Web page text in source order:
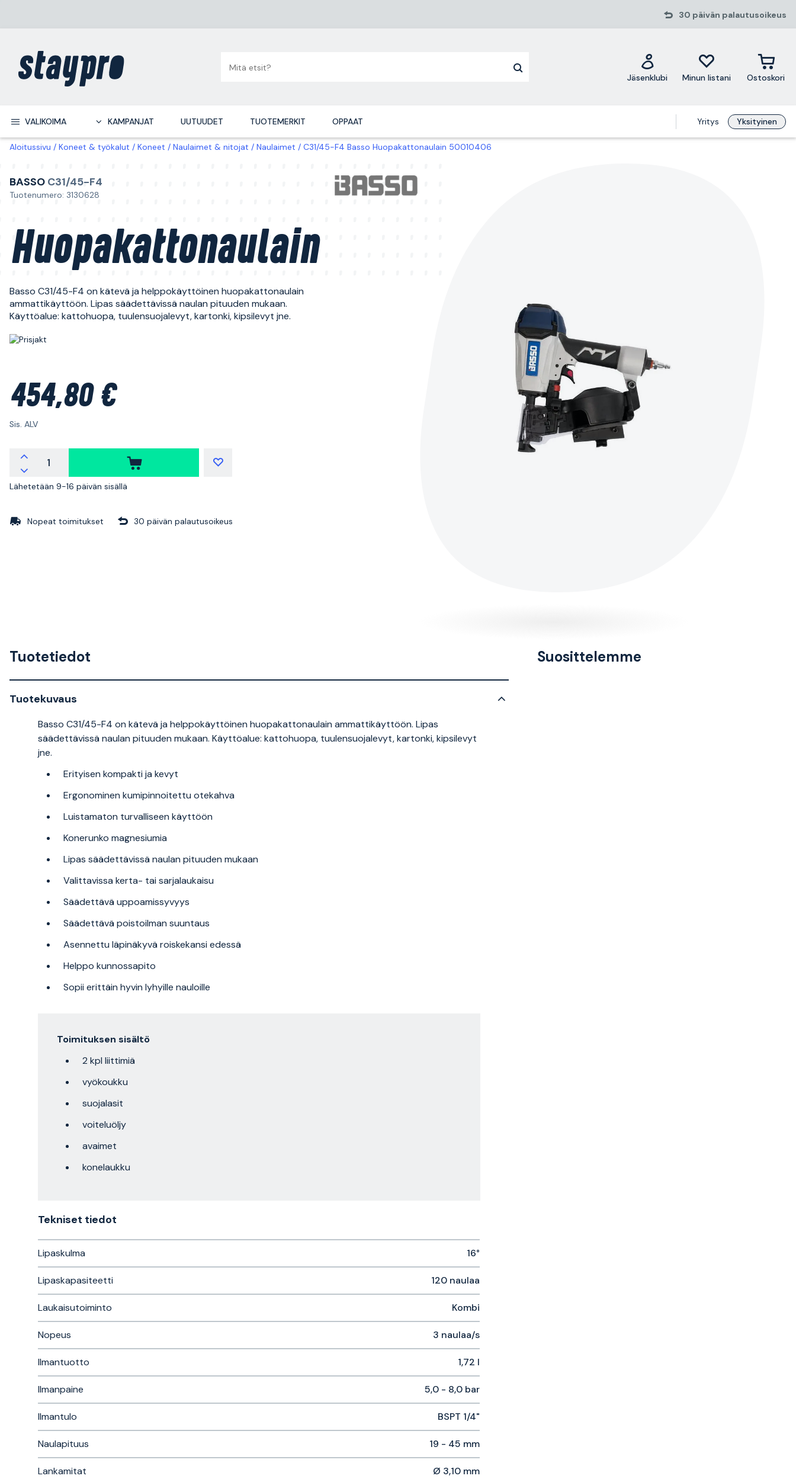
30 päivän palautusoikeus
Jäsenklubi Minun listani Ostoskori
VALIKOIMA KAMPANJAT UUTUUDET TUOTEMERKIT OPPAAT Yritys Yksityinen
Aloitussivu Koneet & työkalut Koneet Naulaimet & nitojat Naulaimet C31/45-F4 Basso Huopakattonaulain 50010406
BASSO C31/45-F4
Tuotenumero: 3130628
Huopakattonaulain
Basso C31/45-F4 on kätevä ja helppokäyttöinen huopakattonaulain
ammattikäyttöön. Lipas säädettävissä naulan pituuden mukaan.
Käyttöalue: kattohuopa, tuulensuojalevyt, kartonki, kipsilevyt jne.
454,80 €
Sis. ALV
Lähetetään 9-16 päivän sisällä
Nopeat toimitukset 30 päivän palautusoikeus
Tuotetiedot
Tuotekuvaus
Basso C31/45-F4 on kätevä ja helppokäyttöinen huopakattonaulain ammattikäyttöön. Lipas
säädettävissä naulan pituuden mukaan. Käyttöalue: kattohuopa, tuulensuojalevyt, kartonki, kipsilevyt
jne.
Erityisen kompakti ja kevyt
Ergonominen kumipinnoitettu otekahva
Luistamaton turvalliseen käyttöön
Konerunko magnesiumia
Lipas säädettävissä naulan pituuden mukaan
Valittavissa kerta- tai sarjalaukaisu
Säädettävä uppoamissyvyys
Säädettävä poistoilman suuntaus
Asennettu läpinäkyvä roiskekansi edessä
Helppo kunnossapito
Sopii erittäin hyvin lyhyille nauloille
Toimituksen sisältö
2 kpl liittimiä
vyökoukku
suojalasit
voiteluöljy
avaimet
konelaukku
Tekniset tiedot
Lipaskulma 16°
Lipaskapasiteetti 120 naulaa
Laukaisutoiminto Kombi
Nopeus 3 naulaa/s
Ilmantuotto 1,72 l
Ilmanpaine 5,0 - 8,0 bar
Ilmantulo BSPT 1/4"
Naulapituus 19 - 45 mm
Lankamitat Ø 3,10 mm
Suosittelemme